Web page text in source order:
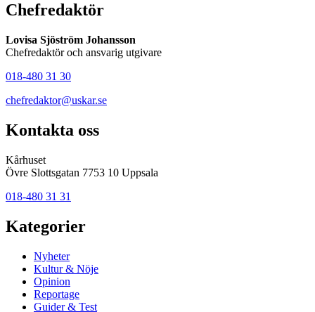
Chefredaktör
Lovisa Sjöström Johansson
Chefredaktör och ansvarig utgivare
018-480 31 30
chefredaktor@uskar.se
Kontakta oss
Kårhuset
Övre Slottsgatan 7753 10 Uppsala
018-480 31 31
Kategorier
Nyheter
Kultur & Nöje
Opinion
Reportage
Guider & Test